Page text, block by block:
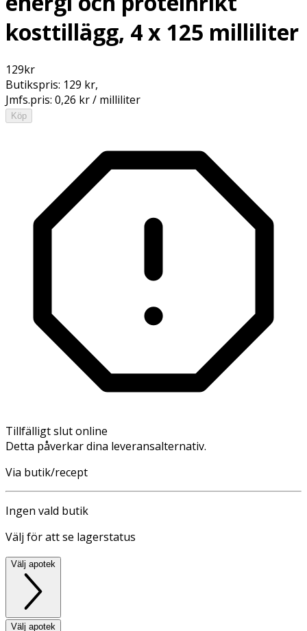
kosttillägg, 4 x 125 milliliter
129kr
Butikspris: 129 kr,
Jmfs.pris: 0,26 kr / milliliter
Köp
Tillfälligt slut online
Detta påverkar dina leveransalternativ.
Via butik/recept
Ingen vald butik
Välj för att se lagerstatus
Välj apotek
Välj apotek